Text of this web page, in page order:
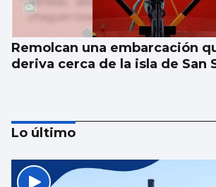
Remolcan una embarcación
deriva cerca de la isla de San
Lo último